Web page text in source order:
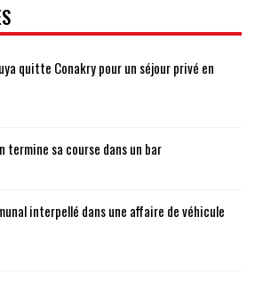
quitte Conakry pour un séjour privé en
termine sa course dans un bar
interpellé dans une affaire de véhicule